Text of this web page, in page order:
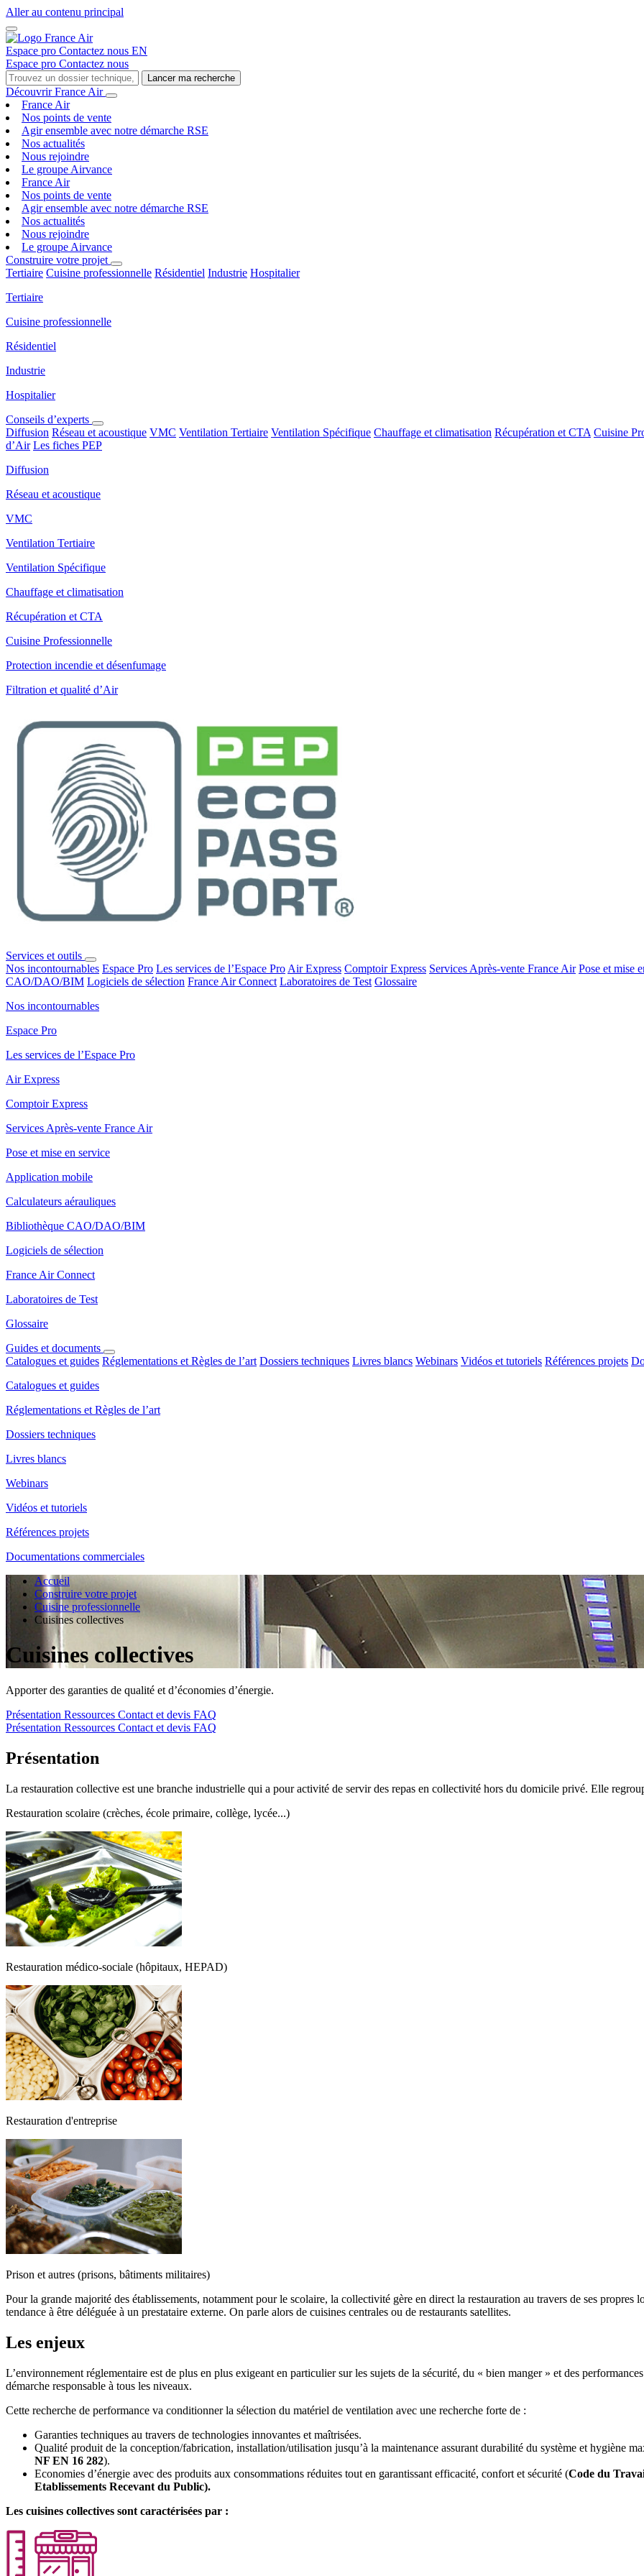
Aller au contenu principal
Espace pro Contactez nous EN
Espace pro Contactez nous
Lancer ma recherche
Découvrir France Air
France Air
Nos points de vente
Agir ensemble avec notre démarche RSE
Nos actualités
Nous rejoindre
Le groupe Airvance
France Air
Nos points de vente
Agir ensemble avec notre démarche RSE
Nos actualités
Nous rejoindre
Le groupe Airvance
Construire votre projet
Tertiaire Cuisine professionnelle Résidentiel Industrie Hospitalier
Tertiaire
Cuisine professionnelle
Résidentiel
Industrie
Hospitalier
Conseils d’experts
Diffusion Réseau et acoustique VMC Ventilation Tertiaire Ventilation Spécifique Chauffage et climatisation Récupération et CTA Cuisine
d’Air Les fiches PEP
Diffusion
Réseau et acoustique
VMC
Ventilation Tertiaire
Ventilation Spécifique
Chauffage et climatisation
Récupération et CTA
Cuisine Professionnelle
Protection incendie et désenfumage
Filtration et qualité d’Air
Services et outils
Nos incontournables Espace Pro Les services de l’Espace Pro Air Express Comptoir Express Services Après-vente France Air Pose et mise
CAO/DAO/BIM Logiciels de sélection France Air Connect Laboratoires de Test Glossaire
Nos incontournables
Espace Pro
Les services de l’Espace Pro
Air Express
Comptoir Express
Services Après-vente France Air
Pose et mise en service
Application mobile
Calculateurs aérauliques
Bibliothèque CAO/DAO/BIM
Logiciels de sélection
France Air Connect
Laboratoires de Test
Glossaire
Guides et documents
Catalogues et guides Réglementations et Règles de l’art Dossiers techniques Livres blancs Webinars Vidéos et tutoriels Références projets
Catalogues et guides
Réglementations et Règles de l’art
Dossiers techniques
Livres blancs
Webinars
Vidéos et tutoriels
Références projets
Documentations commerciales
Accueil
Construire votre projet
Cuisine professionnelle
Cuisines collectives
Cuisines collectives
Apporter des garanties de qualité et d’économies d’énergie.
Présentation Ressources Contact et devis FAQ
Présentation Ressources Contact et devis FAQ
Présentation
La restauration collective est une branche industrielle qui a pour activité de servir des repas en collectivité hors du domicile privé. Elle
Restauration scolaire (crèches, école primaire, collège, lycée...)
Restauration médico-sociale (hôpitaux, HEPAD)
Restauration d'entreprise
Prison et autres (prisons, bâtiments militaires)
Pour la grande majorité des établissements, notamment pour le scolaire, la collectivité gère en direct la restauration au travers de ses
tendance à être déléguée à un prestataire externe. On parle alors de cuisines centrales ou de restaurants satellites.
Les enjeux
L’environnement réglementaire est de plus en plus exigeant en particulier sur les sujets de la sécurité, du « bien manger » et des
démarche responsable à tous les niveaux.
Cette recherche de performance va conditionner la sélection du matériel de ventilation avec une recherche forte de :
Garanties techniques au travers de technologies innovantes et maîtrisées.
Qualité produit de la conception/fabrication, installation/utilisation jusqu’à la maintenance assurant durabilité du système et hygiène
NF EN 16 282).
Economies d’énergie avec des produits aux consommations réduites tout en garantissant efficacité, confort et sécurité (Code du
Etablissements Recevant du Public).
Les cuisines collectives sont caractérisées par :